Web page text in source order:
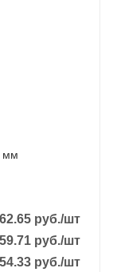
мм
руб./шт
руб./шт
руб./шт